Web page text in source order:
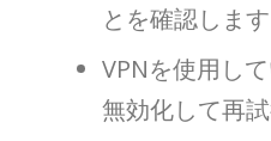
とを確認します
VPNを使用し
無効化して再試